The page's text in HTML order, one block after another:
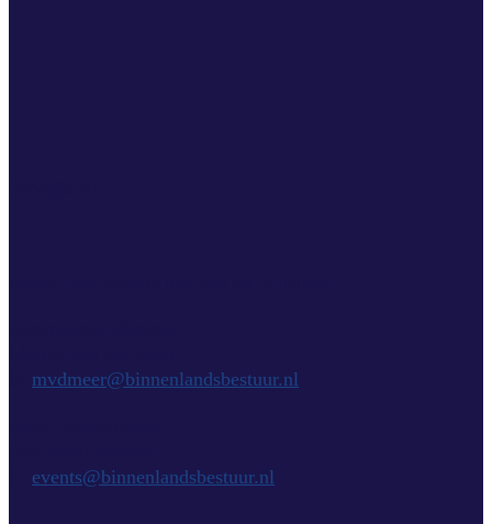
mvdmeer@binnenlandsbestuur.nl
events@binnenlandsbestuur.nl